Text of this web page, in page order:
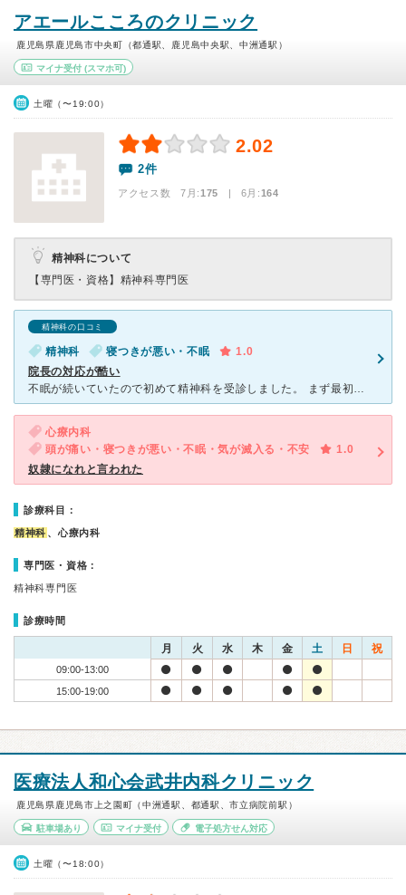
アエールこころのクリニック
鹿児島県鹿児島市中央町（都通駅、鹿児島中央駅、中洲通駅）
マイナ受付 (スマホ可)
土曜（〜19:00）
2.02
2件
アクセス数 7月:175 | 6月:164
精神科について
【専門医・資格】 精神科専門医
精神科の口コミ
精神科 寝つきが悪い・不眠
1.0
院長の対応が酷い
不眠が続いていたので初めて精神科を受診しました。 まず最初は相談員の方と面談を行います。相談員の方はとても親切な方でほっとしました。 その後に院長による診療が始まります。しかし院長先生には
心療内科
頭が痛い・寝つきが悪い・不眠・気が滅入る・不安
1.0
奴隷になれと言われた
診療科目：
精神科 、心療内科
専門医・資格：
精神科専門医
診療時間
月 火 水 木 金 土 日 祝
09:00-13:00
15:00-19:00
医療法人和心会武井内科クリニック
鹿児島県鹿児島市上之園町（中洲通駅、都通駅、市立病院前駅）
駐車場あり マイナ受付 電子処方せん対応
土曜（〜18:00）